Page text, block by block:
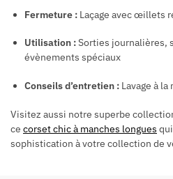
Fermeture : Laçage avec œillets
Utilisation :Sorties journalières,
évènements spéciaux
Conseils d’entretien : Lavage à
Visitez aussi notre superbe
ce corset chic à manches longues
sophistication à votre collection de